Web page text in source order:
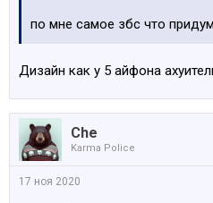
по мне самое збс что
Дизайн как у 5 айфона
Che
Karma Police
17 ноя 2020